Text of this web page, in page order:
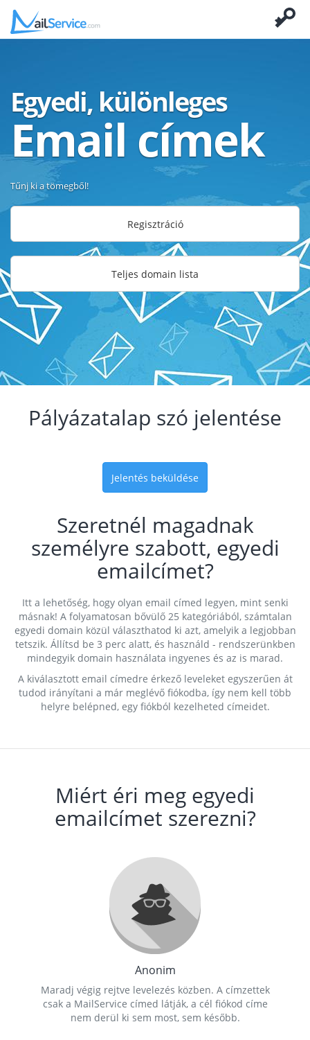
Egyedi, különleges
Email címek
Tűnj ki a tömegből!
Regisztráció
Teljes domain lista
Pályázatalap szó jelentése
Jelentés beküldése
Szeretnél magadnak
személyre szabott, egyedi
emailcímet?
Itt a lehetőség, hogy olyan email címed legyen, mint senki
másnak! A folyamatosan bővülő 25 kategóriából, számtalan
egyedi domain közül választhatod ki azt, amelyik a legjobban
tetszik. Állítsd be 3 perc alatt, és használd - rendszerünkben
mindegyik domain használata ingyenes és az is marad.
A kiválasztott email címedre érkező leveleket egyszerűen át
tudod irányítani a már meglévő fiókodba, így nem kell több
helyre belépned, egy fiókból kezelheted címeidet.
Miért éri meg egyedi
emailcímet szerezni?
Anonim
Maradj végig rejtve levelezés közben. A címzettek
csak a MailService címed látják, a cél fiókod címe
nem derül ki sem most, sem később.